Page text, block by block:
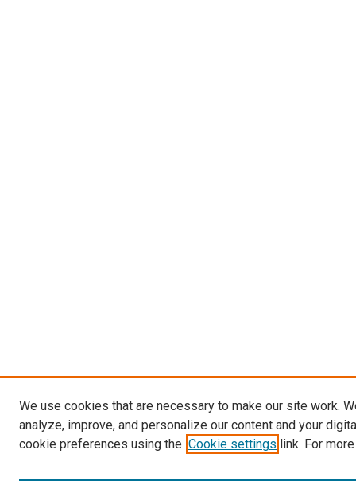
We use cookies that are necessary to make our site work.
analyze, improve, and personalize our content and your
cookie preferences using the Cookie settings link. For